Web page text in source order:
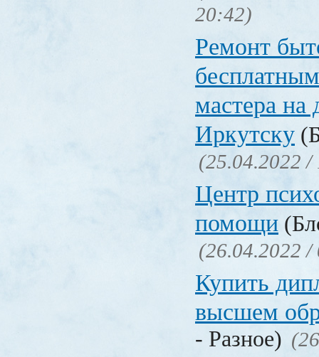
20:42)
Ремонт
мастера на
Иркутску
(25.04.2022 /
Центр
помощи
(26.04.2022 /
Купить
высшем
- Разное)